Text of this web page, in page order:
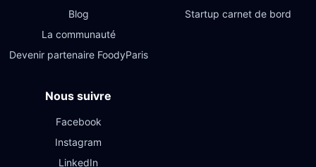
Blog
La communauté
Devenir partenaire FoodyParis
Startup carnet de bord
Nous suivre
Facebook
Instagram
LinkedIn